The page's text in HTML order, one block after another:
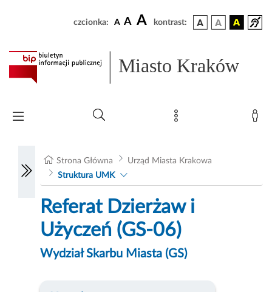
czcionka: A A A kontrast:
Miasto Kraków
Strona Główna
Urząd Miasta Krakowa
Struktura UMK
Referat Dzierżaw i
Użyczeń (GS-06)
Wydział Skarbu Miasta (GS)